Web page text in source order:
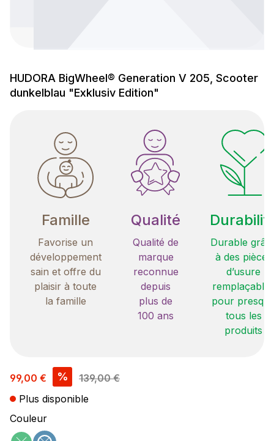
HUDORA BigWheel® Generation V 205, Scooter
dunkelblau "Exklusiv Edition"
Famille
Favorise un
développement
sain et offre du
plaisir à toute
la famille
Qualité
Qualité de
marque
reconnue
depuis
plus de
100 ans
Durable
à des pièces
d’usure
remplaçables
pour
tous les
produits
Prix de vente :
99,00 € %
139,00 €
Plus disponible
Sélectionnez
Couleur